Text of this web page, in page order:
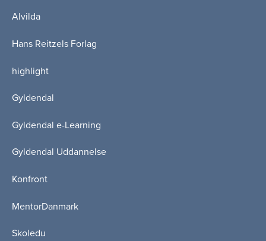
Alvilda
Hans Reitzels Forlag
highlight
Gyldendal
Gyldendal e-Learning
Gyldendal Uddannelse
Konfront
MentorDanmark
Skoledu